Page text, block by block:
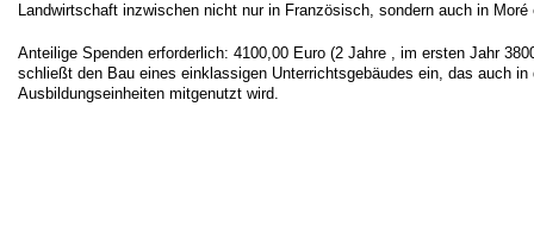
Landwirtschaft inzwischen nicht nur in Französisch, sondern auch in Moré
Anteilige Spenden erforderlich: 4100,00 Euro (2 Jahre , im ersten Jahr
schließt den Bau eines einklassigen Unterrichtsgebäudes ein, das auch
Ausbildungseinheiten mitgenutzt wird.